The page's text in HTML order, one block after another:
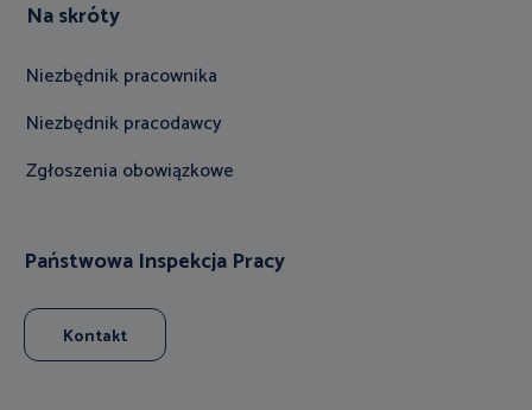
Na skróty
Niezbędnik pracownika
Niezbędnik pracodawcy
Zgłoszenia obowiązkowe
Państwowa Inspekcja Pracy
Kontakt